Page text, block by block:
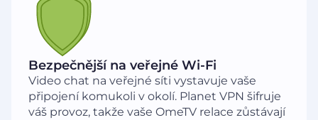
Bezpečnější na veřejné Wi-Fi
Video chat na veřejné síti vystavuje vaše
připojení komukoli v okolí. Planet VPN šifruje
váš provoz, takže vaše OmeTV relace zůstávají